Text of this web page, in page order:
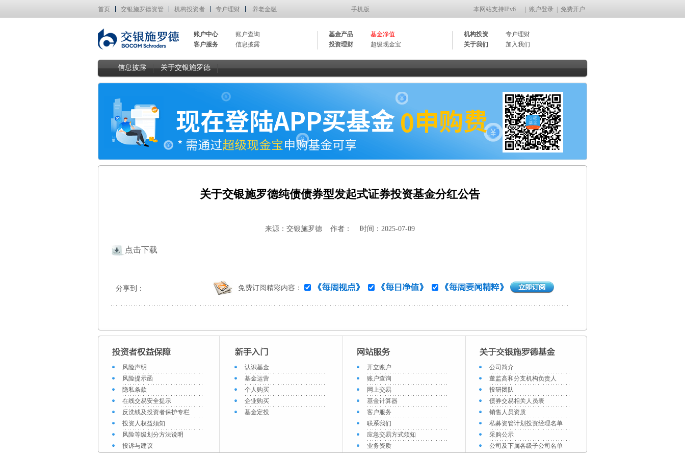
首页 交银施罗德资管 机构投资者 专户理财 养老金融 手机版 本网站支持IPv6 账户登录 免费开户
账户中心
账户查询
客户服务
信息披露
基金产品
基金净值
投资理财
超级现金宝
机构投资
专户理财
关于我们
加入我们
信息披露 关于交银施罗德
关于交银施罗德纯债债券型发起式证券投资基金分红公告
来源：交银施罗德 作者： 时间：2025-07-09
点击下载
分享到： 免费订阅精彩内容：
风险声明
风险提示函
隐私条款
在线交易安全提示
反洗钱及投资者保护专栏
投资人权益须知
风险等级划分方法说明
投诉与建议
认识基金
基金运营
个人购买
企业购买
基金定投
开立账户
账户查询
网上交易
基金计算器
客户服务
联系我们
应急交易方式须知
业务资质
公司简介
董监高和分支机构负责人
投研团队
债券交易相关人员表
销售人员资质
私募资管计划投资经理名单
采购公示
公司及下属各级子公司名单